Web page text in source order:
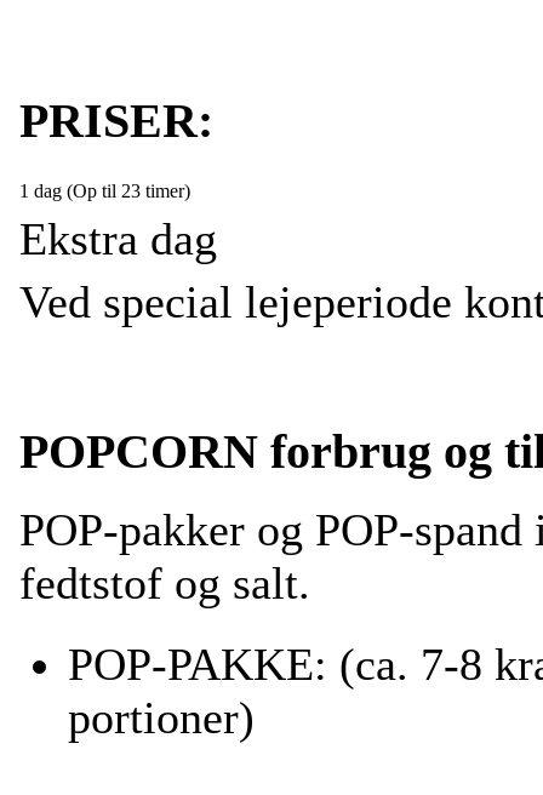
PRISER:
1 dag (Op til 23 timer)
Ekstra dag
Ved special lejeperiode
POPCORN forbrug og
POP-pakker og POP-
fedtstof og salt.
POP-PAKKE: (ca. 7-8
portioner)